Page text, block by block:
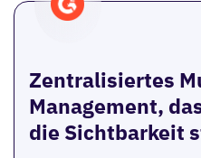
Zentralisiertes
Management,
die Sichtbarkeit